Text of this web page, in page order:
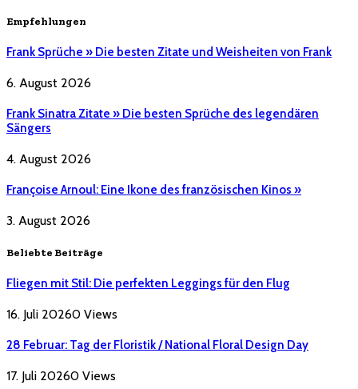
Empfehlungen
Frank Sprüche » Die besten Zitate und Weisheiten von Frank
6. August 2026
Frank Sinatra Zitate » Die besten Sprüche des legendären
Sängers
4. August 2026
Françoise Arnoul: Eine Ikone des französischen Kinos »
3. August 2026
Beliebte Beiträge
Fliegen mit Stil: Die perfekten Leggings für den Flug
16. Juli 20260 Views
28 Februar: Tag der Floristik / National Floral Design Day
17. Juli 20260 Views